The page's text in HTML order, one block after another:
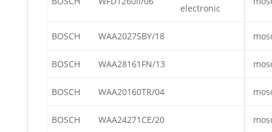
electronic
BOSCH WAA2027SBY/18
BOSCH WAA28161FN/13
BOSCH WAA20160TR/04
BOSCH WAA24271CE/20